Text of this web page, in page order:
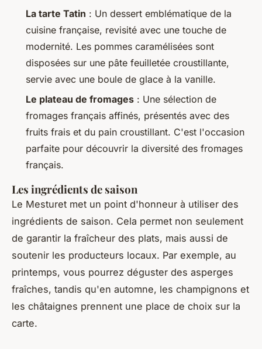
La tarte Tatin : Un dessert emblématique de la
cuisine française, revisité avec une touche de
modernité. Les pommes caramélisées sont
disposées sur une pâte feuilletée croustillante,
servie avec une boule de glace à la vanille.
Le plateau de fromages : Une sélection de
fromages français affinés, présentés avec des
fruits frais et du pain croustillant. C'est l'occasion
parfaite pour découvrir la diversité des fromages
français.
Les ingrédients de saison
Le Mesturet met un point d'honneur à utiliser des
ingrédients de saison. Cela permet non seulement
de garantir la fraîcheur des plats, mais aussi de
soutenir les producteurs locaux. Par exemple, au
printemps, vous pourrez déguster des asperges
fraîches, tandis qu'en automne, les champignons et
les châtaignes prennent une place de choix sur la
carte.